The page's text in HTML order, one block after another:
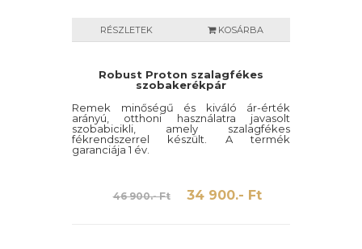
RÉSZLETEK KOSÁRBA
Robust Proton szalagfékes
szobakerékpár
Remek minőségű és kiváló ár-érték
arányú, otthoni használatra javasolt
szobabicikli, amely szalagfékes
fékrendszerrel készült. A termék
garanciája 1 év.
46 900.- Ft 34 900.- Ft